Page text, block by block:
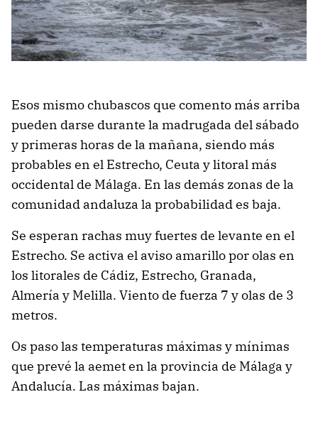
Esos mismo chubascos que comento más arriba
pueden darse durante la madrugada del sábado
y primeras horas de la mañana, siendo más
probables en el Estrecho, Ceuta y litoral más
occidental de Málaga. En las demás zonas de la
comunidad andaluza la probabilidad es baja.
Se esperan rachas muy fuertes de levante en el
Estrecho. Se activa el aviso amarillo por olas en
los litorales de Cádiz, Estrecho, Granada,
Almería y Melilla. Viento de fuerza 7 y olas de 3
metros.
Os paso las temperaturas máximas y mínimas
que prevé la aemet en la provincia de Málaga y
Andalucía. Las máximas bajan.